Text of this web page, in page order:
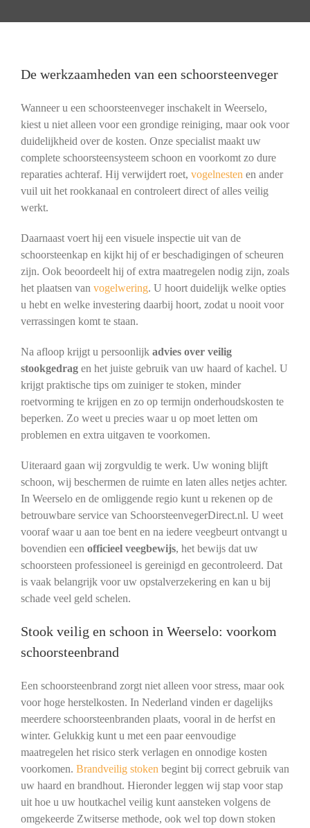
De werkzaamheden van een schoorsteenveger
Wanneer u een schoorsteenveger inschakelt in Weerselo,
kiest u niet alleen voor een grondige reiniging, maar ook voor
duidelijkheid over de kosten. Onze specialist maakt uw
complete schoorsteensysteem schoon en voorkomt zo dure
reparaties achteraf. Hij verwijdert roet, vogelnesten en ander
vuil uit het rookkanaal en controleert direct of alles veilig
werkt.
Daarnaast voert hij een visuele inspectie uit van de
schoorsteenkap en kijkt hij of er beschadigingen of scheuren
zijn. Ook beoordeelt hij of extra maatregelen nodig zijn, zoals
het plaatsen van vogelwering. U hoort duidelijk welke opties
u hebt en welke investering daarbij hoort, zodat u nooit voor
verrassingen komt te staan.
Na afloop krijgt u persoonlijk advies over veilig
stookgedragen het juiste gebruik van uw haard of kachel. U
krijgt praktische tips om zuiniger te stoken, minder
roetvorming te krijgen en zo op termijn onderhoudskosten te
beperken. Zo weet u precies waar u op moet letten om
problemen en extra uitgaven te voorkomen.
Uiteraard gaan wij zorgvuldig te werk. Uw woning blijft
schoon, wij beschermen de ruimte en laten alles netjes achter.
In Weerselo en de omliggende regio kunt u rekenen op de
betrouwbare service van SchoorsteenvegerDirect.nl. U weet
vooraf waar u aan toe bent en na iedere veegbeurt ontvangt u
bovendien een officieel veegbewijs, het bewijs dat uw
schoorsteen professioneel is gereinigd en gecontroleerd. Dat
is vaak belangrijk voor uw opstalverzekering en kan u bij
schade veel geld schelen.
Stook veilig en schoon in Weerselo: voorkom
schoorsteenbrand
Een schoorsteenbrand zorgt niet alleen voor stress, maar ook
voor hoge herstelkosten. In Nederland vinden er dagelijks
meerdere schoorsteenbranden plaats, vooral in de herfst en
winter. Gelukkig kunt u met een paar eenvoudige
maatregelen het risico sterk verlagen en onnodige kosten
voorkomen. Brandveilig stoken begint bij correct gebruik van
uw haard en brandhout. Hieronder leggen wij stap voor stap
uit hoe u uw houtkachel veilig kunt aansteken volgens de
omgekeerde Zwitserse methode, ook wel top down stoken